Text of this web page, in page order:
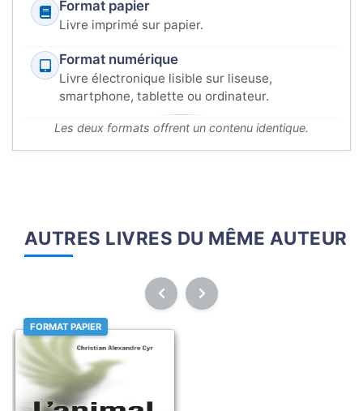
Format papier
Livre imprimé sur papier.
Format numérique
Livre électronique lisible sur liseuse,
smartphone, tablette ou ordinateur.
Les deux formats offrent un contenu identique.
AUTRES LIVRES DU MÊME AUTEUR
FORMAT PAPIER